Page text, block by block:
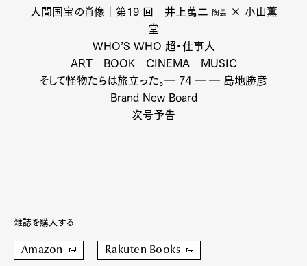
人間国宝の肖像│第19 回 井上萬二 陶芸× 小山薫
堂
WHO’S WHO 超・仕事人
ART BOOK CINEMA MUSIC
そして怪物たちは旅立った。─ 74 ─ ─ 島地勝彦
Brand New Board
次号予告
雑誌を購入する
Amazon Rakuten Books